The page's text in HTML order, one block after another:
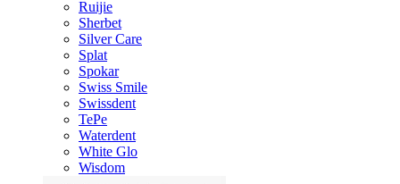
Ruijie
Sherbet
Silver Care
Splat
Spokar
Swiss Smile
Swissdent
TePe
Waterdent
White Glo
Wisdom